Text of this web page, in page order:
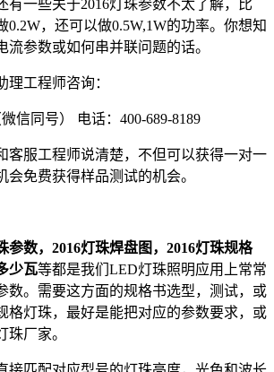
有一些关于2016灯珠参数不太了解，比
0.2W，还可以做0.5W,1W的功率。你想知
流参数或如何串并联问题的话。
理工程师咨询：
微信同号） 电话：400-689-8189
客服工程师说清楚，不但可以获得一对一
会免费获得样品测试的机会。
参数，2016灯珠焊盘图，2016灯珠规格
少瓦等都是我们LED灯珠照明应用上常常
数。需要这方面的规格书选型，测试，或
格灯珠，最好是能把对应的参数要求，或
厂家。